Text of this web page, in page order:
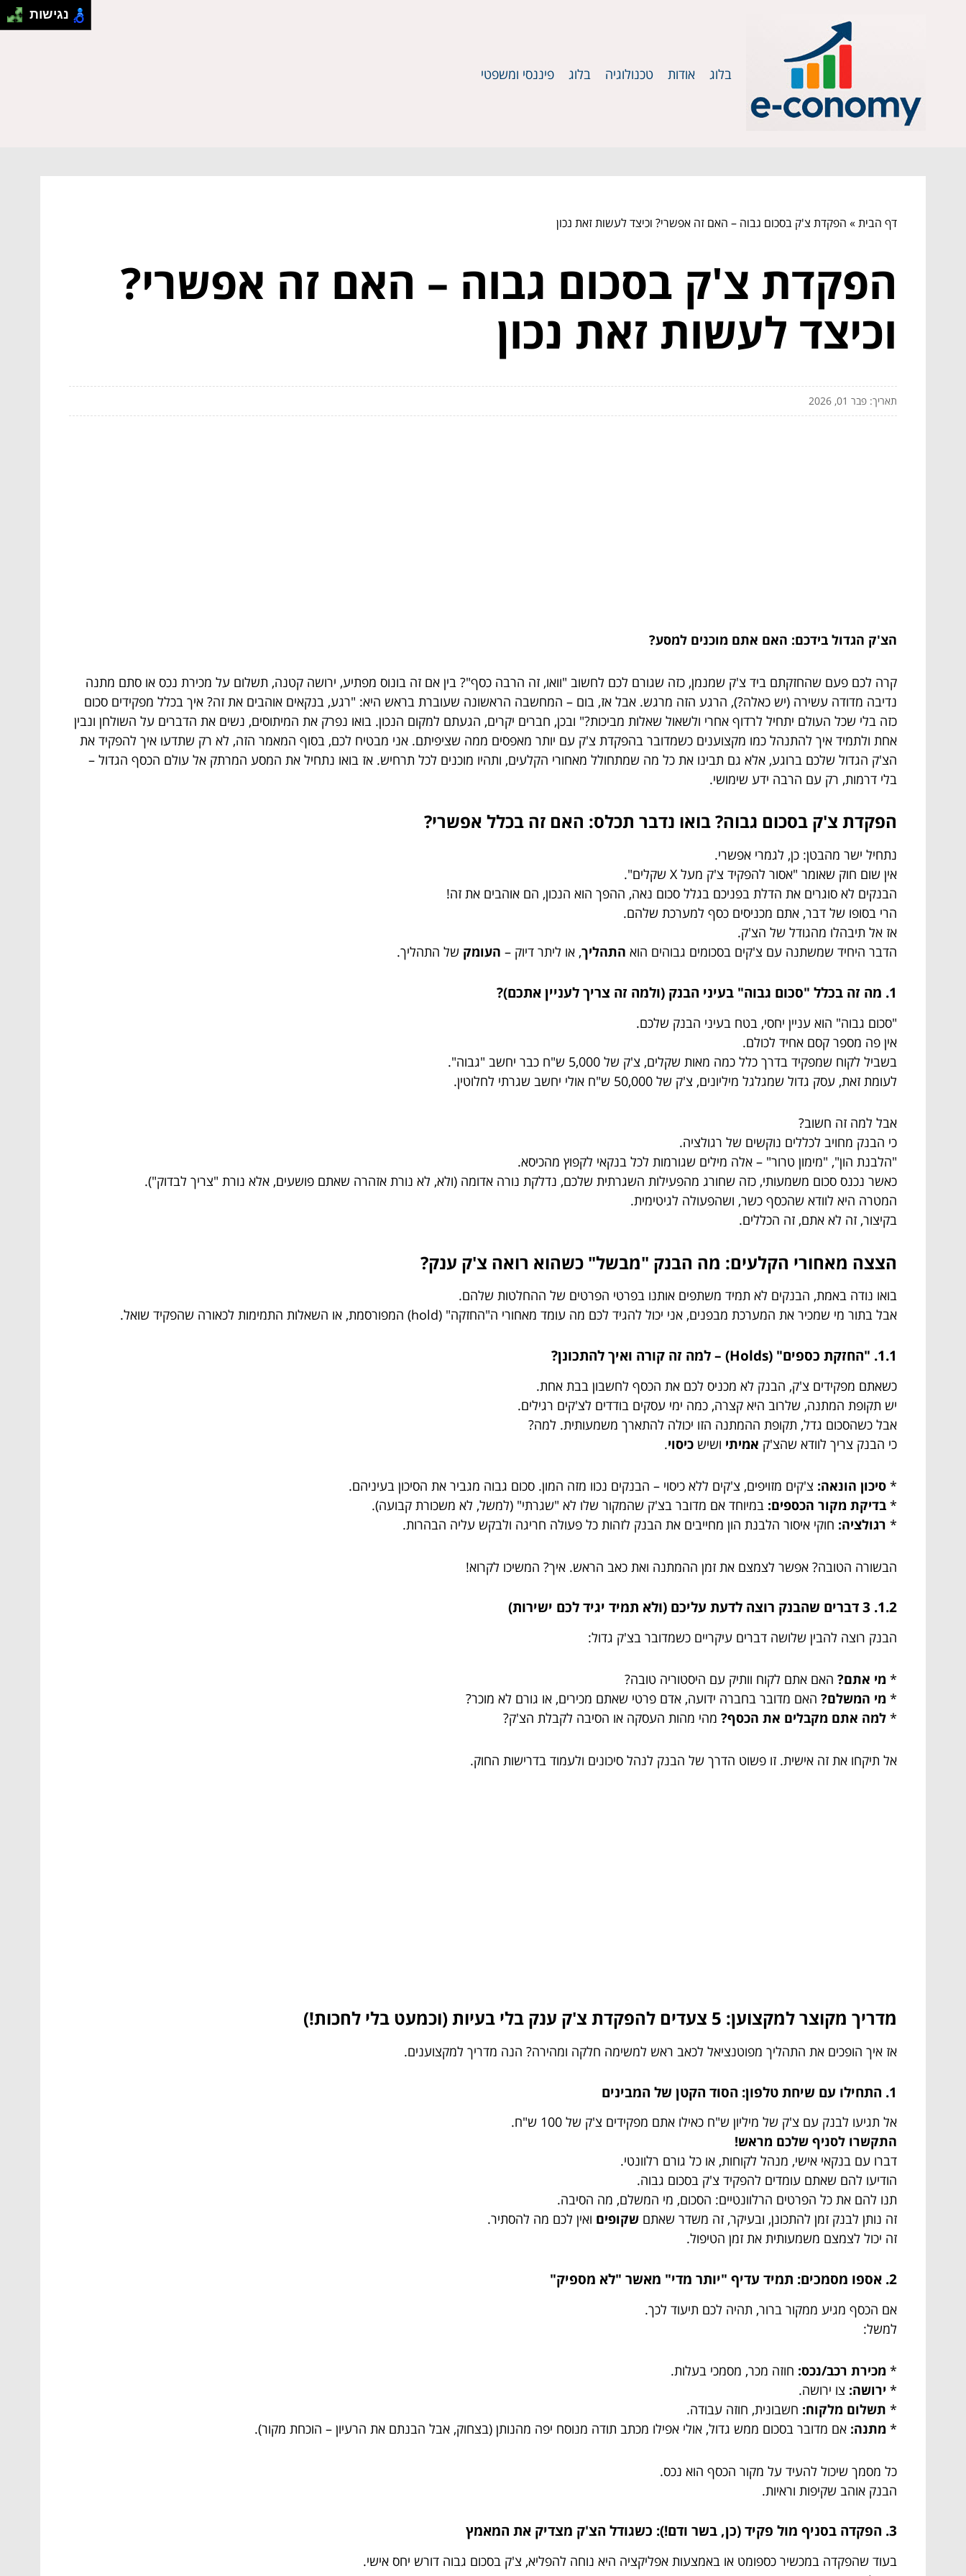
בלוג אודות טכנולוגיה בלוג פיננסי ומשפטי
דף הבית» הפקדת צ'ק בסכום גבוה – האם זה אפשרי? וכיצד לעשות זאת נכון
הפקדת צ'ק בסכום גבוה – האם זה אפשרי?
וכיצד לעשות זאת נכון
תאריך: פבר 01, 2026
הצ'ק הגדול בידכם: האם אתם מוכנים למסע?
קרה לכם פעם שהחזקתם ביד צ'ק שמנמן, כזה שגורם לכם לחשוב "וואו, זה הרבה כסף"? בין אם זה בונוס מפתיע, ירושה קטנה, תשלום על מכירת נכס או סתם מתנה
נדיבה מדודה עשירה (יש כאלה?), הרגע הזה מרגש. אבל אז, בום – המחשבה הראשונה שעוברת בראש היא: "רגע, בנקאים אוהבים את זה? איך בכלל מפקידים סכום
כזה בלי שכל העולם יתחיל לרדוף אחרי ולשאול שאלות מביכות?" ובכן, חברים יקרים, הגעתם למקום הנכון. בואו נפרק את המיתוסים, נשים את הדברים על השולחן ונבין
אחת ולתמיד איך להתנהל כמו מקצוענים כשמדובר בהפקדת צ'ק עם יותר מאפסים ממה שציפיתם. אני מבטיח לכם, בסוף המאמר הזה, לא רק שתדעו איך להפקיד את
הצ'ק הגדול שלכם ברוגע, אלא גם תבינו את כל מה שמתחולל מאחורי הקלעים, ותהיו מוכנים לכל תרחיש. אז בואו נתחיל את המסע המרתק אל עולם הכסף הגדול –
בלי דרמות, רק עם הרבה ידע שימושי.
הפקדת צ'ק בסכום גבוה? בואו נדבר תכלס: האם זה בכלל אפשרי?
נתחיל ישר מהבטן: כן, לגמרי אפשרי.
אין שום חוק שאומר "אסור להפקיד צ'ק מעל X שקלים".
הבנקים לא סוגרים את הדלת בפניכם בגלל סכום נאה, ההפך הוא הנכון, הם אוהבים את זה!
הרי בסופו של דבר, אתם מכניסים כסף למערכת שלהם.
אז אל תיבהלו מהגודל של הצ'ק.
הדבר היחיד שמשתנה עם צ'קים בסכומים גבוהים הוא התהליך, או ליתר דיוק – העומק של התהליך.
1. מה זה בכלל "סכום גבוה" בעיני הבנק (ולמה זה צריך לעניין אתכם)?
"סכום גבוה" הוא עניין יחסי, בטח בעיני הבנק שלכם.
אין פה מספר קסם אחיד לכולם.
בשביל לקוח שמפקיד בדרך כלל כמה מאות שקלים, צ'ק של 5,000 ש"ח כבר יחשב "גבוה".
לעומת זאת, עסק גדול שמגלגל מיליונים, צ'ק של 50,000 ש"ח אולי יחשב שגרתי לחלוטין.
אבל למה זה חשוב?
כי הבנק מחויב לכללים נוקשים של רגולציה.
"הלבנת הון", "מימון טרור" – אלה מילים שגורמות לכל בנקאי לקפוץ מהכיסא.
כאשר נכנס סכום משמעותי, כזה שחורג מהפעילות השגרתית שלכם, נדלקת נורה אדומה (ולא, לא נורת אזהרה שאתם פושעים, אלא נורת "צריך לבדוק").
המטרה היא לוודא שהכסף כשר, ושהפעולה לגיטימית.
בקיצור, זה לא אתם, זה הכללים.
הצצה מאחורי הקלעים: מה הבנק "מבשל" כשהוא רואה צ'ק ענק?
בואו נודה באמת, הבנקים לא תמיד משתפים אותנו בפרטי הפרטים של ההחלטות שלהם.
אבל בתור מי שמכיר את המערכת מבפנים, אני יכול להגיד לכם מה עומד מאחורי ה"החזקה" (hold) המפורסמת, או השאלות התמימות לכאורה שהפקיד שואל.
1.1. "החזקת כספים" (Holds) – למה זה קורה ואיך להתכונן?
כשאתם מפקידים צ'ק, הבנק לא מכניס לכם את הכסף לחשבון בבת אחת.
יש תקופת המתנה, שלרוב היא קצרה, כמה ימי עסקים בודדים לצ'קים רגילים.
אבל כשהסכום גדל, תקופת ההמתנה הזו יכולה להתארך משמעותית. למה?
כי הבנק צריך לוודא שהצ'ק אמיתי ושיש כיסוי.
* סיכון הונאה: צ'קים מזויפים, צ'קים ללא כיסוי – הבנקים נכוו מזה המון. סכום גבוה מגביר את הסיכון בעיניהם.
* בדיקת מקור הכספים: במיוחד אם מדובר בצ'ק שהמקור שלו לא "שגרתי" (למשל, לא משכורת קבועה).
* רגולציה: חוקי איסור הלבנת הון מחייבים את הבנק לזהות כל פעולה חריגה ולבקש עליה הבהרות.
הבשורה הטובה? אפשר לצמצם את זמן ההמתנה ואת כאב הראש. איך? המשיכו לקרוא!
1.2. 3 דברים שהבנק רוצה לדעת עליכם (ולא תמיד יגיד לכם ישירות)
הבנק רוצה להבין שלושה דברים עיקריים כשמדובר בצ'ק גדול:
* מי אתם? האם אתם לקוח וותיק עם היסטוריה טובה?
* מי המשלם? האם מדובר בחברה ידועה, אדם פרטי שאתם מכירים, או גורם לא מוכר?
* למה אתם מקבלים את הכסף? מהי מהות העסקה או הסיבה לקבלת הצ'ק?
אל תיקחו את זה אישית. זו פשוט הדרך של הבנק לנהל סיכונים ולעמוד בדרישות החוק.
מדריך מקוצר למקצוען: 5 צעדים להפקדת צ'ק ענק בלי בעיות (וכמעט בלי לחכות!)
אז איך הופכים את התהליך מפוטנציאל לכאב ראש למשימה חלקה ומהירה? הנה מדריך למקצוענים.
1. התחילו עם שיחת טלפון: הסוד הקטן של המבינים
אל תגיעו לבנק עם צ'ק של מיליון ש"ח כאילו אתם מפקידים צ'ק של 100 ש"ח.
התקשרו לסניף שלכם מראש!
דברו עם בנקאי אישי, מנהל לקוחות, או כל גורם רלוונטי.
הודיעו להם שאתם עומדים להפקיד צ'ק בסכום גבוה.
תנו להם את כל הפרטים הרלוונטיים: הסכום, מי המשלם, מה הסיבה.
זה נותן לבנק זמן להתכונן, ובעיקר, זה משדר שאתם שקופים ואין לכם מה להסתיר.
זה יכול לצמצם משמעותית את זמן הטיפול.
2. אספו מסמכים: תמיד עדיף "יותר מדי" מאשר "לא מספיק"
אם הכסף מגיע ממקור ברור, תהיה לכם תיעוד לכך.
למשל:
* מכירת רכב/נכס: חוזה מכר, מסמכי בעלות.
* ירושה: צו ירושה.
* תשלום מלקוח: חשבונית, חוזה עבודה.
* מתנה: אם מדובר בסכום ממש גדול, אולי אפילו מכתב תודה מנוסח יפה מהנותן (בצחוק, אבל הבנתם את הרעיון – הוכחת מקור).
כל מסמך שיכול להעיד על מקור הכסף הוא נכס.
הבנק אוהב שקיפות וראיות.
3. הפקדה בסניף מול פקיד (כן, בשר ודם!): כשגודל הצ'ק מצדיק את המאמץ
בעוד שהפקדה במכשיר כספומט או באמצעות אפליקציה היא נוחה להפליא, צ'ק בסכום גבוה דורש יחס אישי.
נגישות